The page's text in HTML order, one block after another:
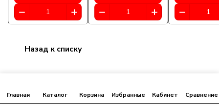
Назад к списку
Главная Каталог Корзина Избранные Кабинет Сравнение